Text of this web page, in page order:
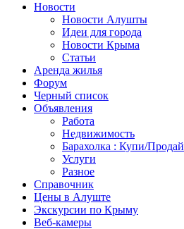
Новости
Новости Алушты
Идеи для города
Новости Крыма
Статьи
Аренда жилья
Форум
Черный список
Объявления
Работа
Недвижимость
Барахолка : Купи/Продай
Услуги
Разное
Справочник
Цены в Алуште
Экскурсии по Крыму
Веб-камеры